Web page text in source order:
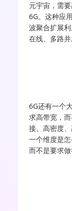
元宇宙，需
6G。这种应
波聚合扩展
在线、多路并
6G还有一个
求高带宽，
接、高密度
一个维度是
而不是要求做